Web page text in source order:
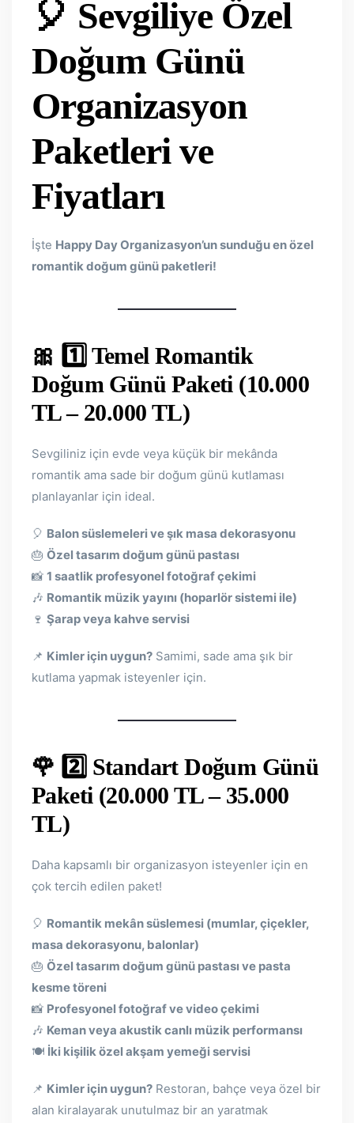
🎈 Sevgiliye Özel
Doğum Günü
Organizasyon
Paketleri ve
Fiyatları
İşte Happy Day Organizasyon’un sunduğu en özel
romantik doğum günü paketleri!
🎀 1️⃣ Temel Romantik
Doğum Günü Paketi (10.000
TL – 20.000 TL)
Sevgiliniz için evde veya küçük bir mekânda
romantik ama sade bir doğum günü kutlaması
planlayanlar için ideal.
🎈 Balon süslemeleri ve şık masa dekorasyonu
🎂 Özel tasarım doğum günü pastası
📸 1 saatlik profesyonel fotoğraf çekimi
🎶 Romantik müzik yayını (hoparlör sistemi ile)
🍷 Şarap veya kahve servisi
📌 Kimler için uygun? Samimi, sade ama şık bir
kutlama yapmak isteyenler için.
🌹 2️⃣ Standart Doğum Günü
Paketi (20.000 TL – 35.000
TL)
Daha kapsamlı bir organizasyon isteyenler için en
çok tercih edilen paket!
🎈 Romantik mekân süslemesi (mumlar, çiçekler,
masa dekorasyonu, balonlar)
🎂 Özel tasarım doğum günü pastası ve pasta
kesme töreni
📸 Profesyonel fotoğraf ve video çekimi
🎶 Keman veya akustik canlı müzik performansı
🍽 İki kişilik özel akşam yemeği servisi
📌 Kimler için uygun? Restoran, bahçe veya özel bir
alan kiralayarak unutulmaz bir an yaratmak